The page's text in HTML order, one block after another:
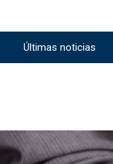
Últimas noticias